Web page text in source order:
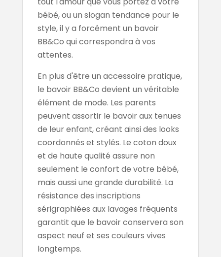
bébé, ou un slogan tendance pour le
style, il y a forcément un bavoir
BB&Co qui correspondra à vos
attentes.
En plus d'être un accessoire pratique,
le bavoir BB&Co devient un véritable
élément de mode. Les parents
peuvent assortir le bavoir aux tenues
de leur enfant, créant ainsi des looks
coordonnés et stylés. Le coton doux
et de haute qualité assure non
seulement le confort de votre bébé,
mais aussi une grande durabilité. La
résistance des inscriptions
sérigraphiées aux lavages fréquents
garantit que le bavoir conservera son
aspect neuf et ses couleurs vives
longtemps.